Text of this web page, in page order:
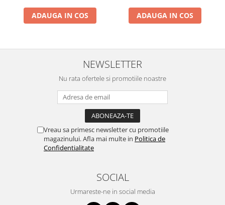
ADAUGA IN COS ADAUGA IN COS
NEWSLETTER
Nu rata ofertele si promotiile noastre
Vreau sa primesc newsletter cu promotiile
magazinului. Afla mai multe in Politica de
Confidentialitate
SOCIAL
Urmareste-ne in social media